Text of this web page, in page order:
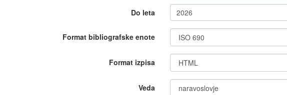
Do leta
Format bibliografske enote
Format izpisa
Veda